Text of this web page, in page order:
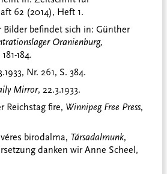
62 (2014), Heft 1.
Bilder befindet sich in: Günther
Oranienburg,
184.
Nr. 261, S. 384.
Mirror, 22.3.1933.
Reichstag fire, Winnipeg Free Press,
birodalma, Társadalmunk,
danken wir Anne Scheel,